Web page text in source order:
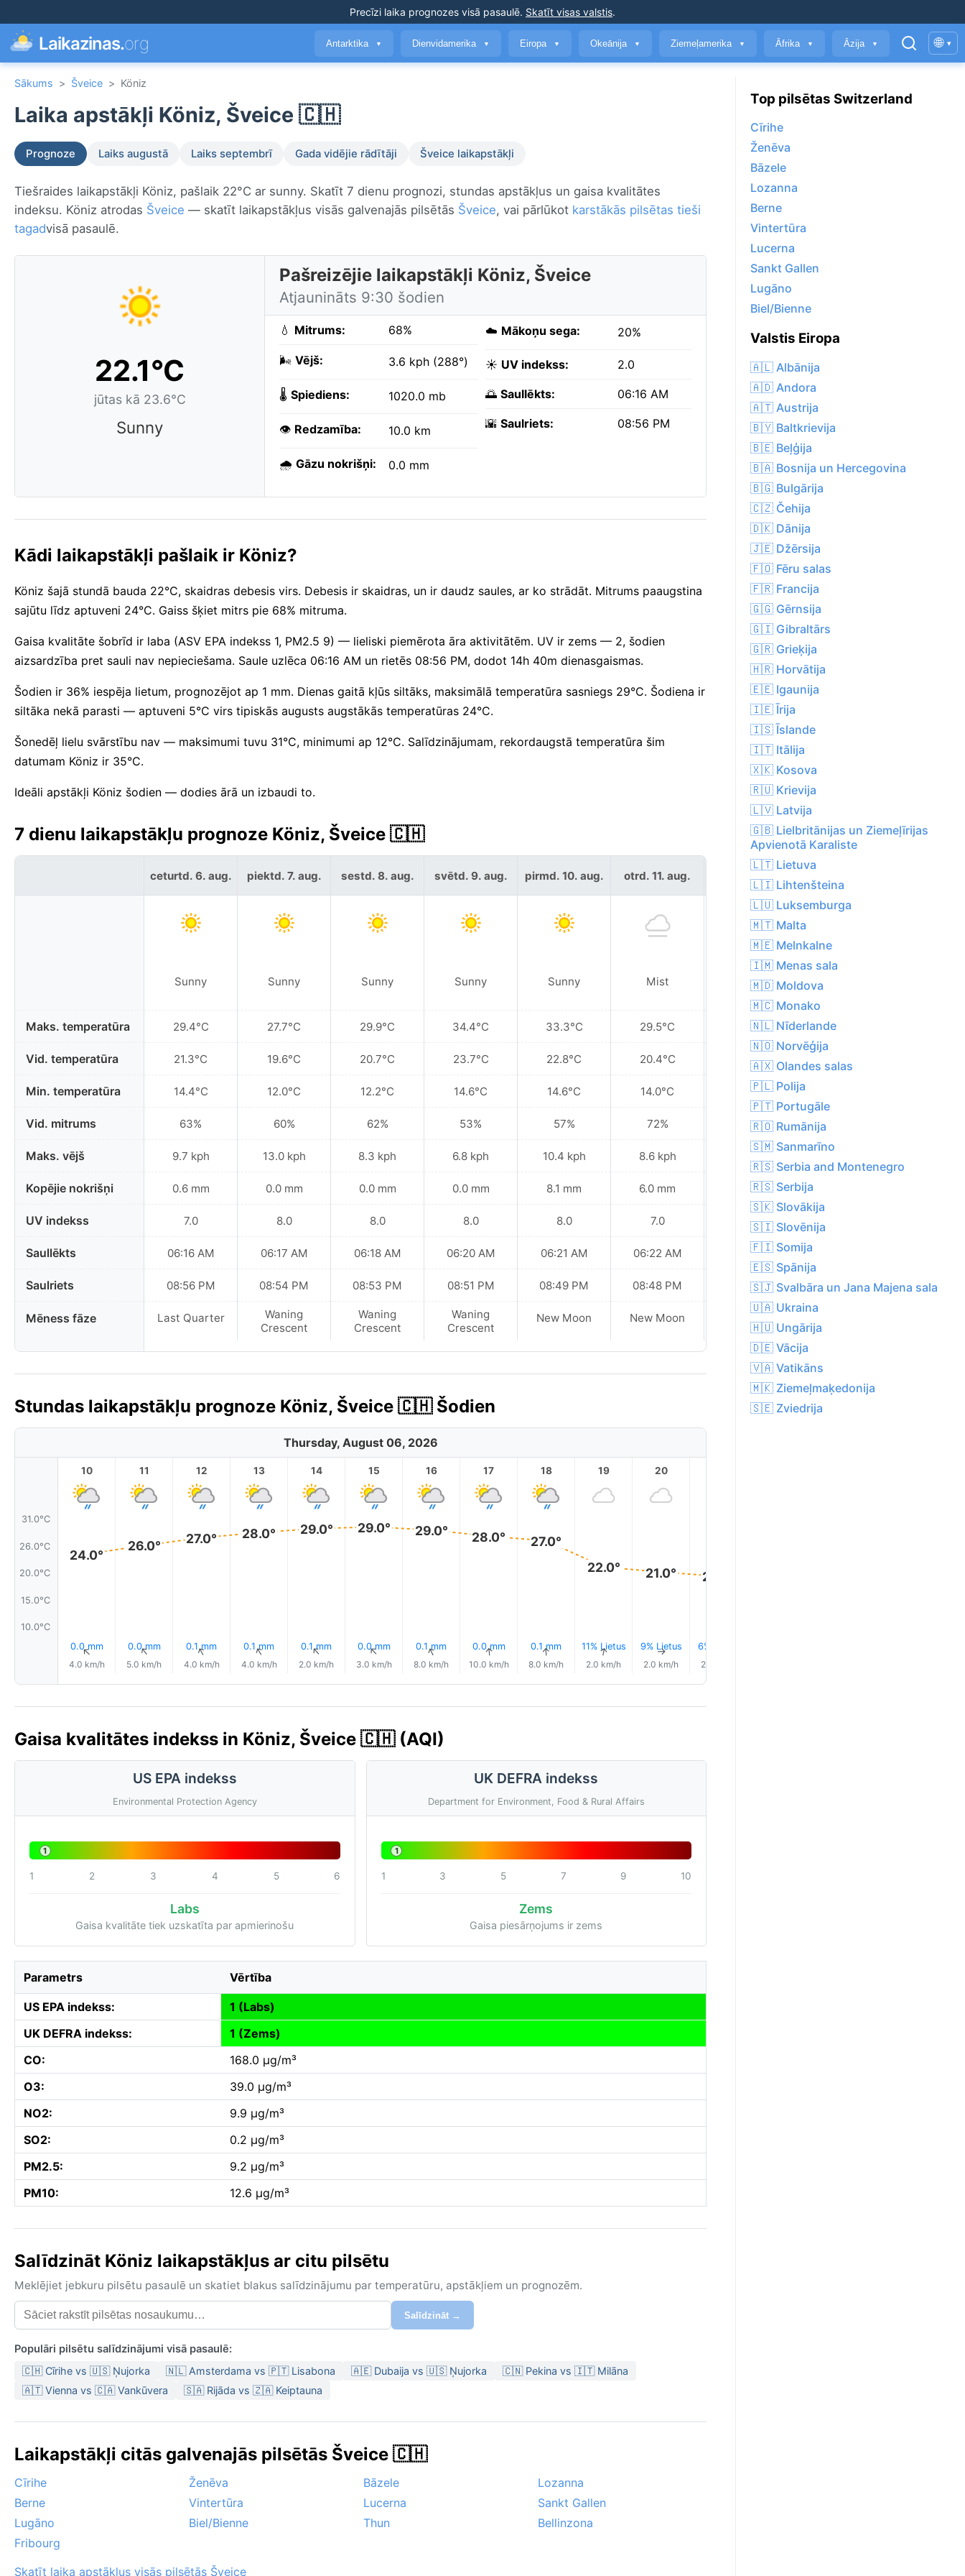
Precīzi laika prognozes visā pasaulē. Skatīt visas valstis.
Laikazinas.org Antarktika ▼ Dienvidamerika ▼ Eiropa ▼ Okeānija ▼ Ziemeļamerika ▼ Āfrika ▼ Āzija ▼ 🌐 ▾
Sākums > Šveice > Köniz
Laika apstākļi Köniz, Šveice 🇨🇭
Prognoze Laiks augustā Laiks septembrī Gada vidējie rādītāji Šveice laikapstākļi
Tiešraides laikapstākļi Köniz, pašlaik 22°C ar sunny. Skatīt 7 dienu prognozi, stundas apstākļus un gaisa kvalitātes
indeksu. Köniz atrodas Šveice — skatīt laikapstākļus visās galvenajās pilsētās Šveice, vai pārlūkot karstākās pilsētas tieši
tagadvisā pasaulē.
22.1°C
jūtas kā 23.6°C
Sunny
Pašreizējie laikapstākļi Köniz, Šveice
Atjaunināts 9:30 šodien
💧 Mitrums: 68%
🌬️ Vējš: 3.6 kph (288°)
🌡️ Spiediens: 1020.0 mb
👁️ Redzamība: 10.0 km
🌧️ Gāzu nokrišņi: 0.0 mm
☁️ Mākoņu sega: 20%
☀️ UV indekss: 2.0
🌅 Saullēkts: 06:16 AM
🌇 Saulriets: 08:56 PM
Kādi laikapstākļi pašlaik ir Köniz?
Köniz šajā stundā bauda 22°C, skaidras debesis virs. Debesis ir skaidras, un ir daudz saules, ar ko strādāt. Mitrums paaugstina
sajūtu līdz aptuveni 24°C. Gaiss šķiet mitrs pie 68% mitruma.
Gaisa kvalitāte šobrīd ir laba (ASV EPA indekss 1, PM2.5 9) — lieliski piemērota āra aktivitātēm. UV ir zems — 2, šodien
aizsardzība pret sauli nav nepieciešama. Saule uzlēca 06:16 AM un rietēs 08:56 PM, dodot 14h 40m dienasgaismas.
Šodien ir 36% iespēja lietum, prognozējot ap 1 mm. Dienas gaitā kļūs siltāks, maksimālā temperatūra sasniegs 29°C. Šodiena ir
siltāka nekā parasti — aptuveni 5°C virs tipiskās augusts augstākās temperatūras 24°C.
Šonedēļ lielu svārstību nav — maksimumi tuvu 31°C, minimumi ap 12°C. Salīdzinājumam, rekordaugstā temperatūra šim
datumam Köniz ir 35°C.
Ideāli apstākļi Köniz šodien — dodies ārā un izbaudi to.
7 dienu laikapstākļu prognoze Köniz, Šveice 🇨🇭
Maks. temperatūra
Vid. temperatūra
Min. temperatūra
Vid. mitrums
Maks. vējš
Kopējie nokrišņi
UV indekss
Saullēkts
Saulriets
Mēness fāze
ceturtd. 6. aug.
Sunny
29.4°C
21.3°C
14.4°C
63%
9.7 kph
0.6 mm
7.0
06:16 AM
08:56 PM
Last Quarter
piektd. 7. aug.
Sunny
27.7°C
19.6°C
12.0°C
60%
13.0 kph
0.0 mm
8.0
06:17 AM
08:54 PM
Waning
Crescent
sestd. 8. aug.
Sunny
29.9°C
20.7°C
12.2°C
62%
8.3 kph
0.0 mm
8.0
06:18 AM
08:53 PM
Waning
Crescent
svētd. 9. aug.
Sunny
34.4°C
23.7°C
14.6°C
53%
6.8 kph
0.0 mm
8.0
06:20 AM
08:51 PM
Waning
Crescent
pirmd. 10. aug.
Sunny
33.3°C
22.8°C
14.6°C
57%
10.4 kph
8.1 mm
8.0
06:21 AM
08:49 PM
New Moon
otrd. 11. aug.
Mist
29.5°C
20.4°C
14.0°C
72%
8.6 kph
6.0 mm
7.0
06:22 AM
08:48 PM
New Moon
Sunny
31.1°C
22.4°C
14.9°C
60%
10.4 kph
0.0 mm
8.0
06:24 AM
08:46 PM
Stundas laikapstākļu prognoze Köniz, Šveice 🇨🇭 Šodien
Thursday, August 06, 2026
31.0°C
26.0°C
20.0°C
15.0°C
10.0°C
10
24.0°
0.0 mm
↑
4.0 km/h
11
26.0°
0.0 mm
↑
5.0 km/h
12
27.0°
0.1 mm
↑
4.0 km/h
13
28.0°
0.1 mm
↑
4.0 km/h
14
29.0°
0.1 mm
↑
2.0 km/h
15
29.0°
0.0 mm
↑
3.0 km/h
16
29.0°
0.1 mm
↑
8.0 km/h
17
28.0°
0.0 mm
↑
10.0 km/h
18
27.0°
0.1 mm
↑
8.0 km/h
19
22.0°
11% Lietus
↑
2.0 km/h
20
21.0°
9% Lietus
↑
2.0 km/h
20.0°
6% Lietus
2.0 km/h
Gaisa kvalitātes indekss in Köniz, Šveice 🇨🇭 (AQI)
US EPA indekss
Environmental Protection Agency
1
1 2 3 4 5 6
Labs
Gaisa kvalitāte tiek uzskatīta par apmierinošu
UK DEFRA indekss
Department for Environment, Food & Rural Affairs
1
1 3 5 7 9 10
Zems
Gaisa piesārņojums ir zems
Parametrs Vērtība
US EPA indekss:
1 (Labs)
UK DEFRA indekss:
1 (Zems)
CO:
168.0 µg/m³
O3:
39.0 µg/m³
NO2:
9.9 µg/m³
SO2:
0.2 µg/m³
PM2.5:
9.2 µg/m³
PM10:
12.6 µg/m³
Salīdzināt Köniz laikapstākļus ar citu pilsētu
Meklējiet jebkuru pilsētu pasaulē un skatiet blakus salīdzinājumu par temperatūru, apstākļiem un prognozēm.
Salīdzināt →
Populāri pilsētu salīdzinājumi visā pasaulē:
🇨🇭 Cīrihe vs 🇺🇸 Ņujorka 🇳🇱 Amsterdama vs 🇵🇹 Lisabona 🇦🇪 Dubaija vs 🇺🇸 Ņujorka
🇨🇳 Pekina vs 🇮🇹 Milāna
🇦🇹 Vienna vs 🇨🇦 Vankūvera
🇸🇦 Rijāda vs 🇿🇦 Keiptauna
Laikapstākļi citās galvenajās pilsētās Šveice 🇨🇭
Cīrihe Ženēva Bāzele
Lozanna
Berne
Vintertūra Lucerna
Sankt Gallen
Lugāno
Biel/Bienne Thun
Bellinzona
Fribourg
Skatīt laika apstākļus visās pilsētās Šveice
Top pilsētas Switzerland
Cīrihe
Ženēva
Bāzele
Lozanna
Berne
Vintertūra
Lucerna
Sankt Gallen
Lugāno
Biel/Bienne
Valstis Eiropa
🇦🇱 Albānija
🇦🇩 Andora
🇦🇹 Austrija
🇧🇾 Baltkrievija
🇧🇪 Beļģija
🇧🇦 Bosnija un Hercegovina
🇧🇬 Bulgārija
🇨🇿 Čehija
🇩🇰 Dānija
🇯🇪 Džērsija
🇫🇴 Fēru salas
🇫🇷 Francija
🇬🇬 Gērnsija
🇬🇮 Gibraltārs
🇬🇷 Grieķija
🇭🇷 Horvātija
🇪🇪 Igaunija
🇮🇪 Īrija
🇮🇸 Īslande
🇮🇹 Itālija
🇽🇰 Kosova
🇷🇺 Krievija
🇱🇻 Latvija
🇬🇧 Lielbritānijas un Ziemeļīrijas
Apvienotā Karaliste
🇱🇹 Lietuva
🇱🇮 Lihtenšteina
🇱🇺 Luksemburga
🇲🇹 Malta
🇲🇪 Melnkalne
🇮🇲 Menas sala
🇲🇩 Moldova
🇲🇨 Monako
🇳🇱 Nīderlande
🇳🇴 Norvēģija
🇦🇽 Olandes salas
🇵🇱 Polija
🇵🇹 Portugāle
🇷🇴 Rumānija
🇸🇲 Sanmarīno
🇷🇸 Serbia and Montenegro
🇷🇸 Serbija
🇸🇰 Slovākija
🇸🇮 Slovēnija
🇫🇮 Somija
🇪🇸 Spānija
🇸🇯 Svalbāra un Jana Majena sala
🇺🇦 Ukraina
🇭🇺 Ungārija
🇩🇪 Vācija
🇻🇦 Vatikāns
🇲🇰 Ziemeļmaķedonija
🇸🇪 Zviedrija